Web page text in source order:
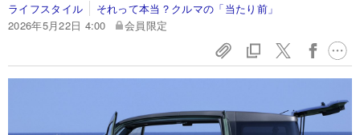
ライフスタイル
それって本当？クルマの「当たり前」
2026年5月22日 4:00
会員限定